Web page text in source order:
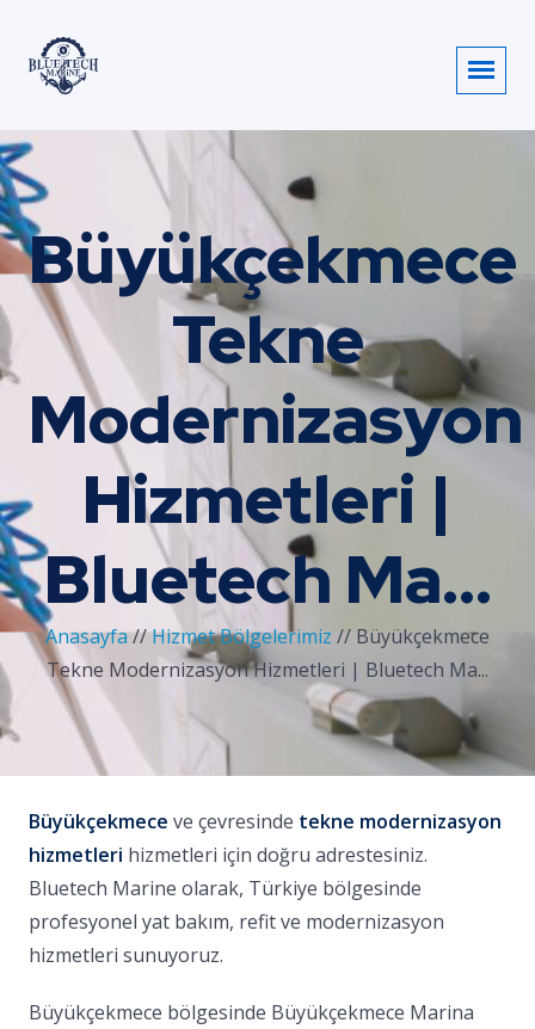
Büyükçekmece
Tekne
Modernizasyon
Hizmetleri |
Bluetech Ma...
Anasayfa//Hizmet Bölgelerimiz // Büyükçekmece
Tekne Modernizasyon Hizmetleri | Bluetech Ma...
Büyükçekmece ve çevresinde tekne modernizasyon
hizmetleri hizmetleri için doğru adrestesiniz.
Bluetech Marine olarak, Türkiye bölgesinde
profesyonel yat bakım, refit ve modernizasyon
hizmetleri sunuyoruz.
Büyükçekmece bölgesinde Büyükçekmece Marina